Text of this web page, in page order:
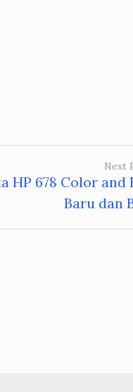
Next
HP 678 Color and
Baru dan